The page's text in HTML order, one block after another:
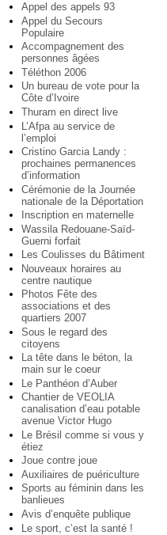
Appel des appels 93
Appel du Secours
Populaire
Accompagnement des
personnes âgées
Téléthon 2006
Un bureau de vote pour la
Côte d’Ivoire
Thuram en direct live
L’Afpa au service de
l’emploi
Cristino Garcia Landy :
prochaines permanences
d’information
Cérémonie de la Journée
nationale de la Déportation
Inscription en maternelle
Wassila Redouane-Saïd-
Guerni forfait
Les Coulisses du Bâtiment
Nouveaux horaires au
centre nautique
Photos Fête des
associations et des
quartiers 2007
Sous le regard des
citoyens
La tête dans le béton, la
main sur le coeur
Le Panthéon d’Auber
Chantier de VEOLIA
canalisation d’eau potable
avenue Victor Hugo
Le Brésil comme si vous y
étiez
Joue contre joue
Auxiliaires de puériculture
Sports au féminin dans les
banlieues
Avis d’enquête publique
Le sport, c’est la santé !